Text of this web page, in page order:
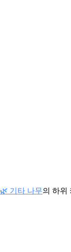
🌿 기타 나무의 하위